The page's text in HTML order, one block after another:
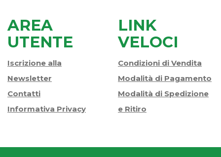
AREA
UTENTE
Iscrizione alla
Newsletter
Contatti
Informativa Privacy
LINK
VELOCI
Condizioni di Vendita
Modalità di Pagamento
Modalità di Spedizione
e Ritiro